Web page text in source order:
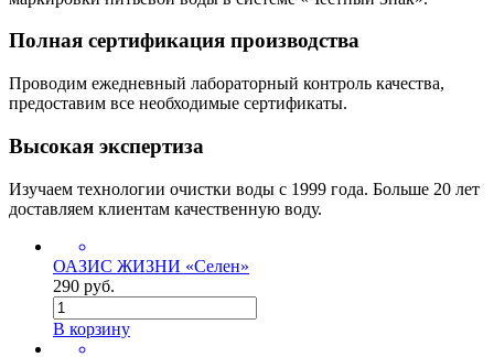
Полная сертификация производства
Проводим ежедневный лабораторный контроль качества,
предоставим все необходимые сертификаты.
Высокая экспертиза
Изучаем технологии очистки воды с 1999 года. Больше 20 лет
доставляем клиентам качественную воду.
ОАЗИС ЖИЗНИ «Селен»
290 руб.
В корзину